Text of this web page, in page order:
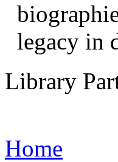
legacy in
Library
Home